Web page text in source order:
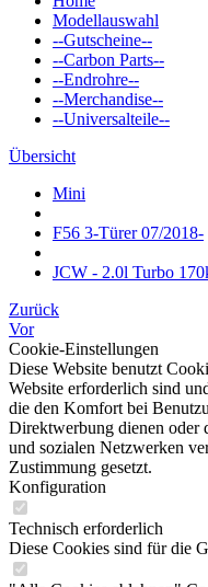
Modellauswahl
--Gutscheine--
--Carbon Parts--
--Endrohre--
--Merchandise--
--Universalteile--
Übersicht
Mini
F56 3-Türer 07/2018-
JCW - 2.0l Turbo
Zurück
Vor
Cookie-Einstellungen
Diese Website benutzt
Website erforderlich sind
die den Komfort bei
Direktwerbung dienen oder
und sozialen Netzwerken
Zustimmung gesetzt.
Konfiguration
Technisch erforderlich
Diese Cookies sind für die